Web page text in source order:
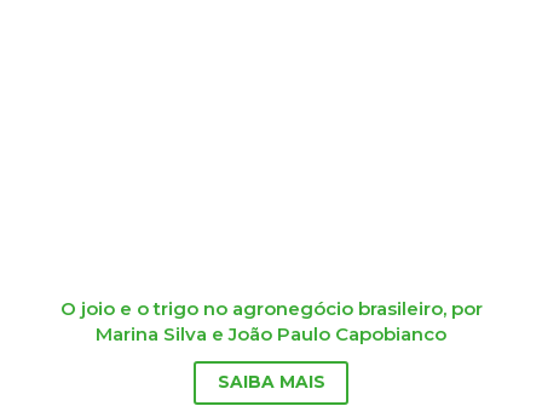
O joio e o trigo no agronegócio brasileiro, por
Marina Silva e João Paulo Capobianco
SAIBA MAIS